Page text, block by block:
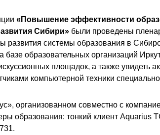
«Повышение эффективности
Сибири»были проведены
развития системы образования в
базе образовательных организаций
площадок, а также увидеть
компьютерной техники
организованном совместно с
образования: тонкий клиент Aquarius